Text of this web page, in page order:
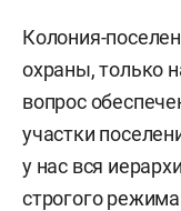
Колония-
охраны, только
вопрос
участки
у нас вся
строгого